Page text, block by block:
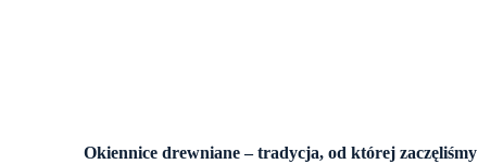
Okiennice drewniane – tradycja, od której zaczęliśmy